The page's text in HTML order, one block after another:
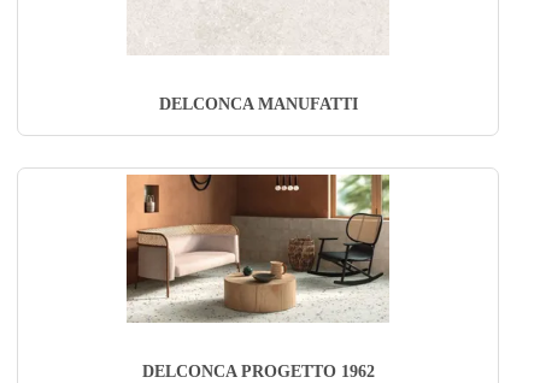
DELCONCA MANUFATTI
DELCONCA PROGETTO 1962